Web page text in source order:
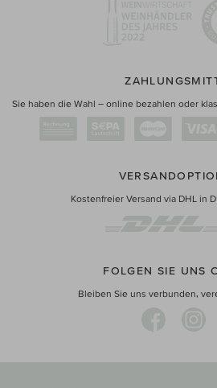
Sie haben die Wahl – online bezahlen oder
Kostenfreier Versand via DHL in
FOLGEN SIE UNS
Bleiben Sie uns verbunden,